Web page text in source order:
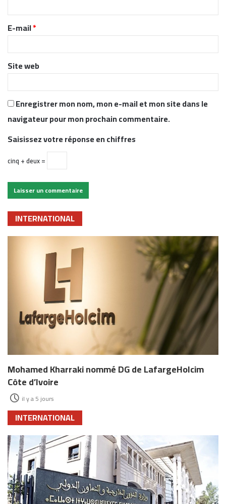
r
e
*
E-mail*
Site web
Enregistrer mon nom, mon e-mail et mon site dans le
navigateur pour mon prochain commentaire.
Saisissez votre réponse en chiffres
cinq + deux =
INTERNATIONAL
Mohamed Kharraki nommé DG de LafargeHolcim
Côte d’Ivoire
il y a 5 jours
INTERNATIONAL